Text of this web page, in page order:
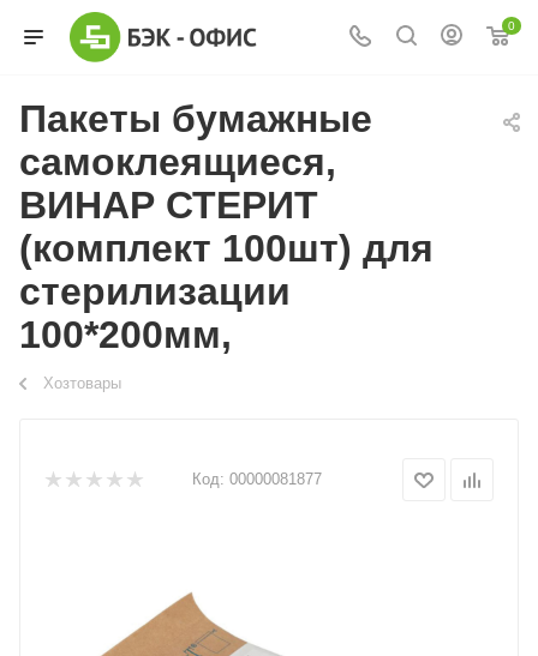
0
Пакеты бумажные
самоклеящиеся,
ВИНАР СТЕРИТ
(комплект 100шт) для
стерилизации
100*200мм,
Хозтовары
Код: 00000081877